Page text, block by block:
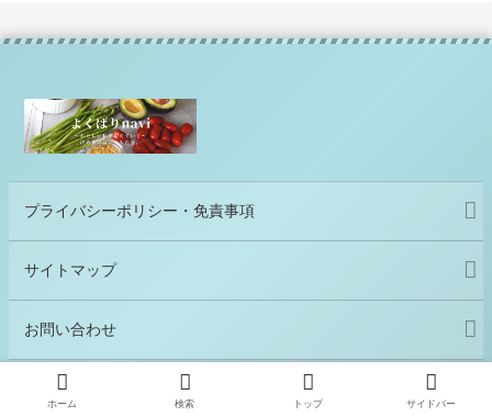
プライバシーポリシー・免責事項
サイトマップ
お問い合わせ
© 2021 よくばりnavi.
ホーム 検索 トップ サイドバー